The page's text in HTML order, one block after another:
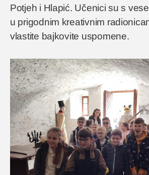
Potjeh i Hlapić. Učenici su s
u prigodnim kreativnim
vlastite bajkovite uspomene.